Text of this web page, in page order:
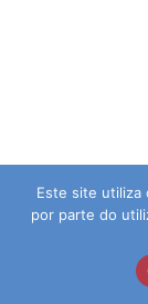
Este site utiliza
por parte do